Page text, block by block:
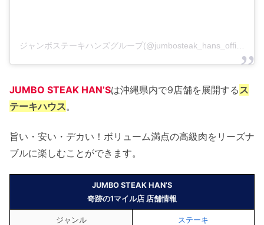
ジャンボステーキハンズグループ(@jumbosteak_hans_official)がシェアした投稿
JUMBO STEAK HAN’Sは沖縄県内で9店舗を展開するス
テーキハウス。
旨い・安い・デカい！ボリューム満点の高級肉をリーズナ
ブルに楽しむことができます。
JUMBO STEAK HAN’S
奇跡の1マイル店 店舗情報
ジャンル ステーキ